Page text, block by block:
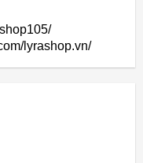
lyrashop.vn/